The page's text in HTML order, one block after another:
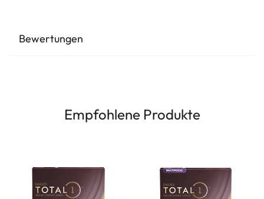
Bewertungen
Empfohlene Produkte